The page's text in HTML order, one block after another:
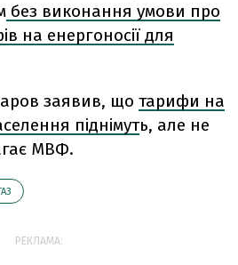
без виконання умови про
на енергоносії для
заявив, що тарифи на
піднімуть, але не
МВФ.
РЕКЛАМА: